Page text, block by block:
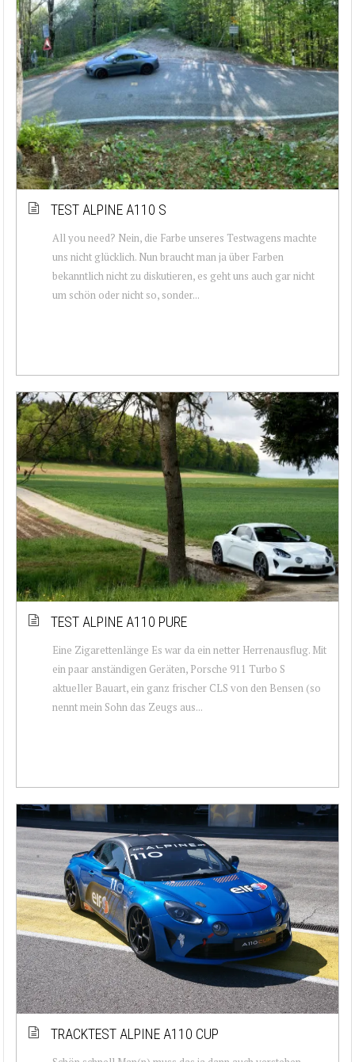
TEST ALPINE A110 S
All you need? Nein, die Farbe unseres Testwagens machte
uns nicht glücklich. Nun braucht man ja über Farben
bekanntlich nicht zu diskutieren, es geht uns auch gar nicht
um schön oder nicht so, sonder...
TEST ALPINE A110 PURE
Eine Zigarettenlänge Es war da ein netter Herrenausflug. Mit
ein paar anständigen Geräten, Porsche 911 Turbo S
aktueller Bauart, ein ganz frischer CLS von den Bensen (so
nennt mein Sohn das Zeugs aus...
TRACKTEST ALPINE A110 CUP